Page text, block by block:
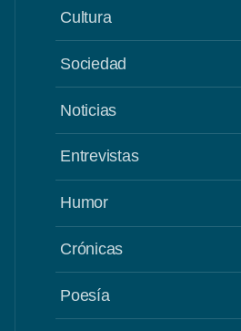
Cultura
Sociedad
Noticias
Entrevistas
Humor
Crónicas
Poesía